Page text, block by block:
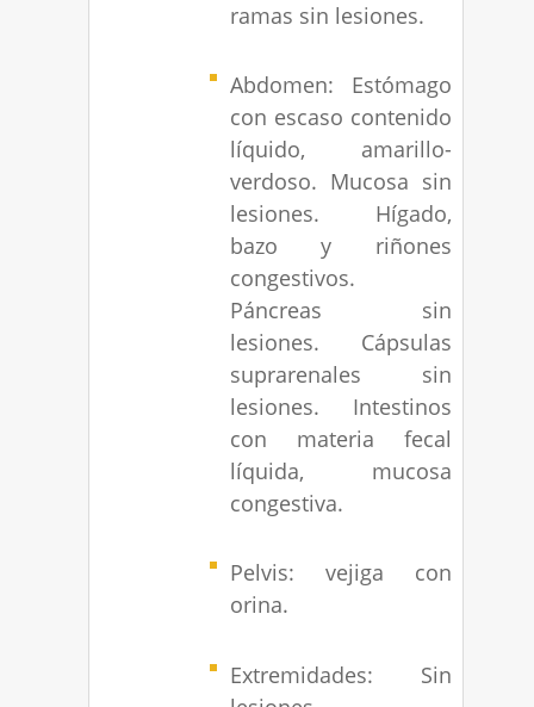
ramas sin lesiones.
Abdomen: Estómago
con escaso contenido
líquido, amarillo-
verdoso. Mucosa sin
lesiones. Hígado,
bazo y riñones
congestivos.
Páncreas sin
lesiones. Cápsulas
suprarenales sin
lesiones. Intestinos
con materia fecal
líquida, mucosa
congestiva.
Pelvis: vejiga con
orina.
Extremidades: Sin